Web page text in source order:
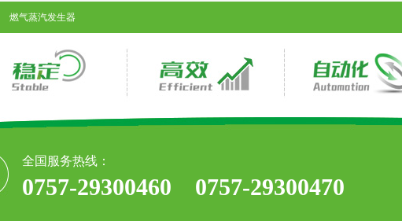
燃气蒸汽发生器
全国服务热线：
0757-29300460 0757-29300470